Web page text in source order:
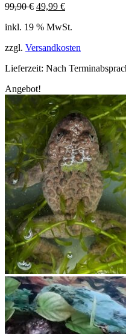
99,90€ Ursprünglicher
war:
49,99 €Aktueller
ist:
inkl. 19 % MwSt.
zzgl. Versandkosten
Lieferzeit: Nach
Angebot!